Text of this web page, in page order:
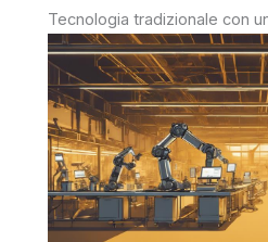
Tecnologia tradizionale con